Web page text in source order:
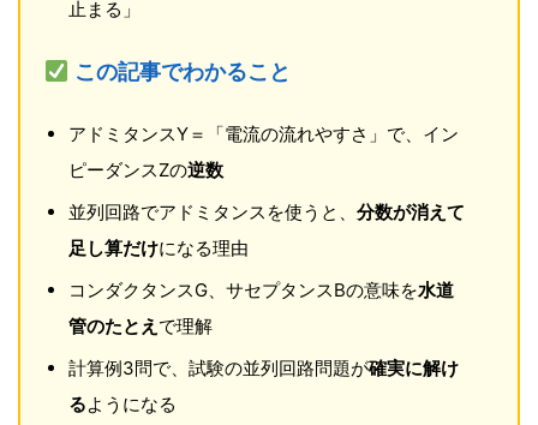
止まる」
この記事でわかること
アドミタンスY＝「電流の流れやすさ」で、イン
ピーダンスZの逆数
並列回路でアドミタンスを使うと、 分数が消えて
足し算だけになる理由
コンダクタンスG、サセプタンスBの意味を水道
管のたとえ で理解
計算例3問で、試験の並列回路問題が確実に解け
るようになる